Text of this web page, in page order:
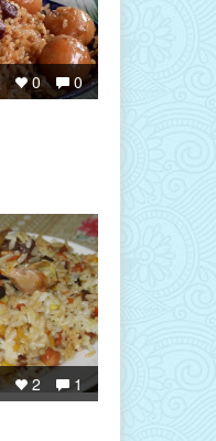
0
0
1
2